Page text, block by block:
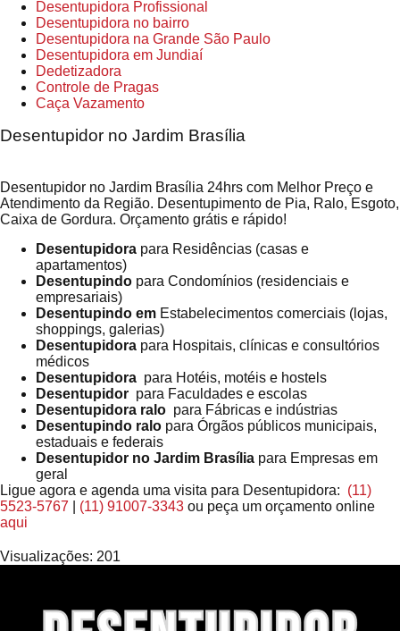
Desentupidora Profissional
Desentupidora no bairro
Desentupidora na Grande São Paulo
Desentupidora em Jundiaí
Dedetizadora
Controle de Pragas
Caça Vazamento
Desentupidor no Jardim Brasília
Desentupidor no Jardim Brasília 24hrs com Melhor Preço e
Atendimento da Região. Desentupimento de Pia, Ralo, Esgoto,
Caixa de Gordura. Orçamento grátis e rápido!
Desentupidora para Residências (casas e
apartamentos)
Desentupindo para Condomínios (residenciais e
empresariais)
Desentupindo em Estabelecimentos comerciais (lojas,
shoppings, galerias)
Desentupidora para Hospitais, clínicas e consultórios
médicos
Desentupidora para Hotéis, motéis e hostels
Desentupidor para Faculdades e escolas
Desentupidora ralo para Fábricas e indústrias
Desentupindo ralo para Órgãos públicos municipais,
estaduais e federais
Desentupidor no Jardim Brasília para Empresas em
geral
Ligue agora e agenda uma visita para Desentupidora: (11)
5523-5767
(11) 91007-3343 ou peça um orçamento online
aqui
Visualizações: 201